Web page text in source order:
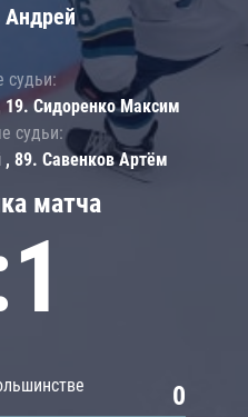
матча
0
Андрей
судьи:
19. Сидоренко Максим
судьи:
89. Савенков Артём